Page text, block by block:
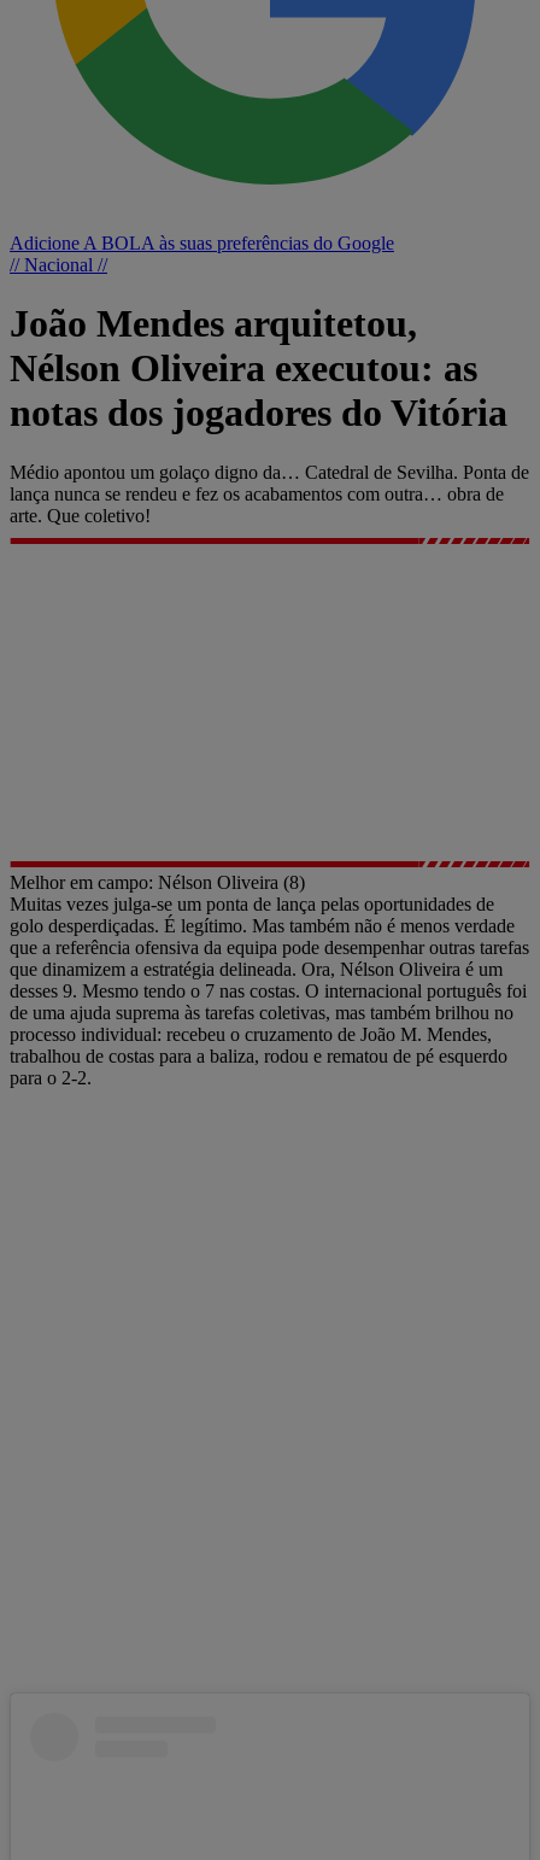
Adicione A BOLA às suas preferências do Google
// Nacional //
João Mendes arquitetou,
Nélson Oliveira executou: as
notas dos jogadores do Vitória
Médio apontou um golaço digno da… Catedral de Sevilha. Ponta de
lança nunca se rendeu e fez os acabamentos com outra… obra de
arte. Que coletivo!
Melhor em campo: Nélson Oliveira (8)
Muitas vezes julga-se um ponta de lança pelas oportunidades de
golo desperdiçadas. É legítimo. Mas também não é menos verdade
que a referência ofensiva da equipa pode desempenhar outras tarefas
que dinamizem a estratégia delineada. Ora, Nélson Oliveira é um
desses 9. Mesmo tendo o 7 nas costas. O internacional português foi
de uma ajuda suprema às tarefas coletivas, mas também brilhou no
processo individual: recebeu o cruzamento de João M. Mendes,
trabalhou de costas para a baliza, rodou e rematou de pé esquerdo
para o 2-2.